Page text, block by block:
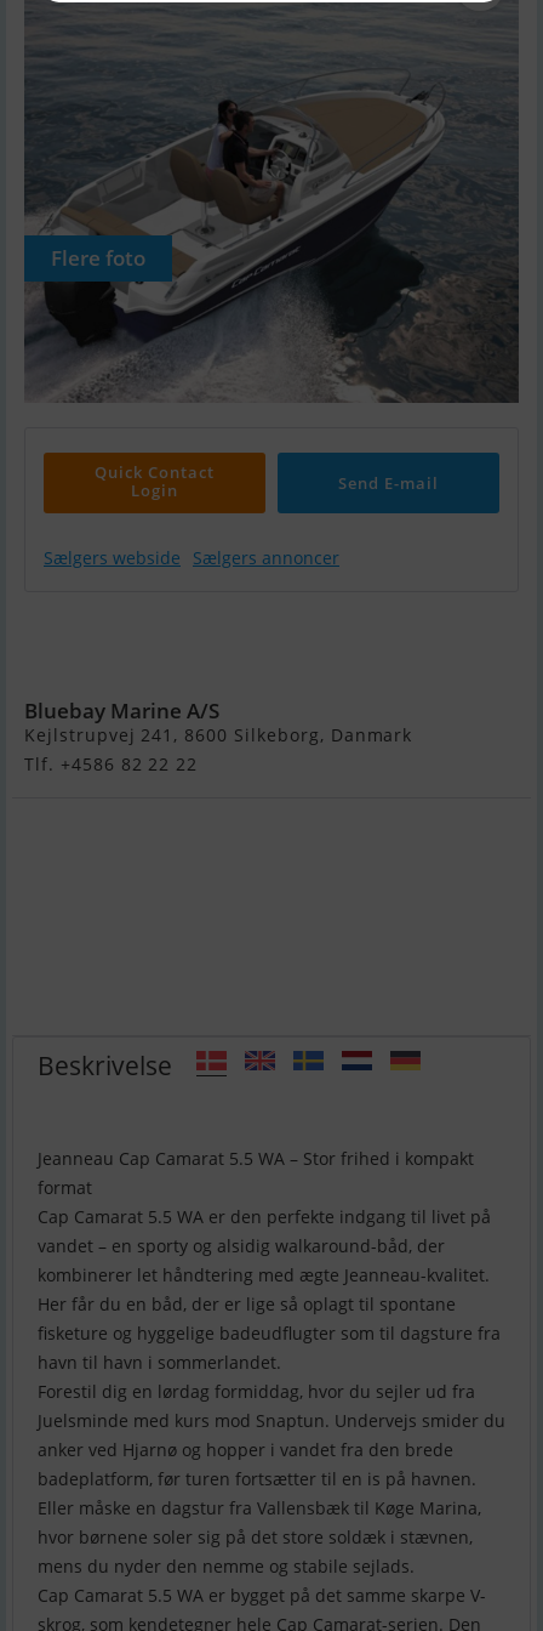
Flere foto
Quick Contact
Login
Send E-mail
Sælgers webside Sælgers annoncer
Bluebay Marine A/S
Kejlstrupvej 241, 8600 Silkeborg, Danmark
Tlf. +4586 82 22 22
Beskrivelse
Jeanneau Cap Camarat 5.5 WA – Stor frihed i kompakt
format
Cap Camarat 5.5 WA er den perfekte indgang til livet på
vandet – en sporty og alsidig walkaround-båd, der
kombinerer let håndtering med ægte Jeanneau-kvalitet.
Her får du en båd, der er lige så oplagt til spontane
fisketure og hyggelige badeudflugter som til dagsture fra
havn til havn i sommerlandet.
Forestil dig en lørdag formiddag, hvor du sejler ud fra
Juelsminde med kurs mod Snaptun. Undervejs smider du
anker ved Hjarnø og hopper i vandet fra den brede
badeplatform, før turen fortsætter til en is på havnen.
Eller måske en dagstur fra Vallensbæk til Køge Marina,
hvor børnene soler sig på det store soldæk i stævnen,
mens du nyder den nemme og stabile sejlads.
Cap Camarat 5.5 WA er bygget på det samme skarpe V-
skrog, som kendetegner hele Cap Camarat-serien. Den